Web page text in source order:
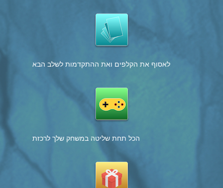
לאסוף את הקלפים ואת ההתקדמות לשלב הבא
הכל תחת שליטה במשחק שלך לרכזת